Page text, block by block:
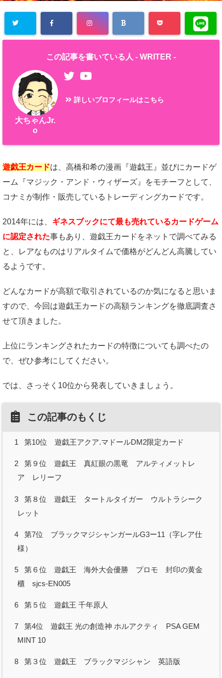
この記事を書いている人 - WRITER -
大ちゃんJr.
o
詳しいプロフィールはこちら
遊戯王カードは、高橋和希の漫画『遊戯王』並びにカードゲ
ーム『マジック・アンド・ウィザーズ』をモチーフとして、
コナミが制作・販売しているトレーディングカードです。
2014年には、 ギネスブックにて最も売れているカードゲーム
に認定された事もあり、遊戯王カードをネットで調べてみる
と、レアなものはリアルタイムで価格がどんどん高騰してい
るようです。
どんなカードが高額で取引されているのか気になると思いま
すので、今回は遊戯王カードの高額ランキングを徹底調査さ
せて頂きました。
上位にランキングされたカードの特徴についても調べたの
で、ぜひ参考にしてください。
では、さっそく10位から発表していきましょう。
この記事のもくじ
1 第10位 遊戯王アクア.マドールDM2限定カード
2
第９位 遊戯王 真紅眼の黒竜 アルティメットレ
ア レリーフ
3
第８位 遊戯王 タートルタイガー ウルトラシーク
レット
4
第7位 ブラックマジシャンガールG3ー11（字レア仕
様）
5
第６位 遊戯王 海外大会優勝 プロモ 封印の黄金
櫃 sjcs-EN005
6 第５位 遊戯王 千年原人
7
第4位 遊戯王 光の創造神 ホルアクティ PSA GEM
MINT 10
8 第３位 遊戯王 ブラックマジシャン 英語版